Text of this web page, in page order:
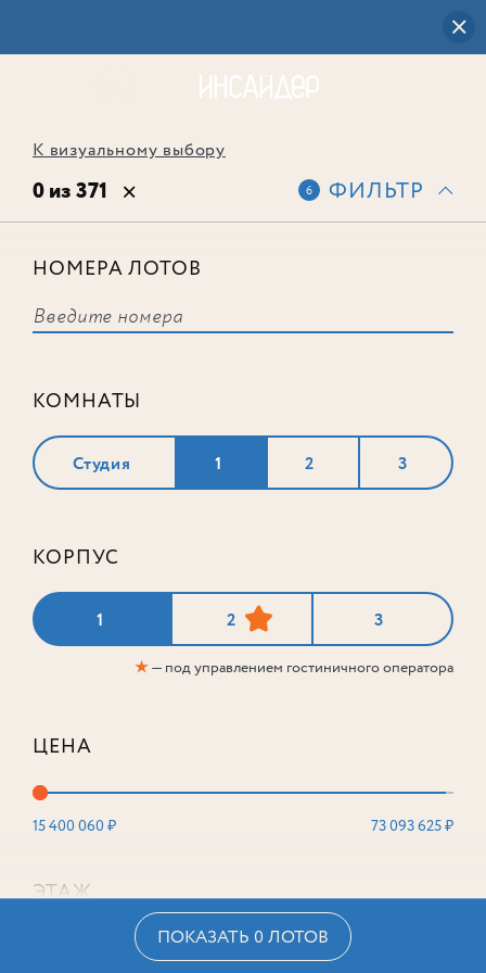
К визуальному выбору
0 из 371 6 ФИЛЬТР
НОМЕРА ЛОТОВ
КОМНАТЫ
Студия 1 2 3
КОРПУС
1 2 3
★— под управлением гостиничного оператора
ЦЕНА
15 400 060 ₽ 73 093 625 ₽
ЭТАЖ
ПОКАЗАТЬ 0 ЛОТОВ
соответствует ни одного лота